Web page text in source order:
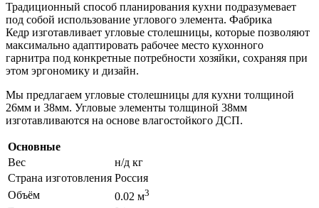
Традиционный способ планирования кухни подразумевает
под собой использование углового элемента. Фабрика
Кедр изготавливает угловые столешницы, которые позволяют
максимально адаптировать рабочее место кухонного
гарнитра под конкретные потребности хозяйки, сохраняя при
этом эргономику и дизайн.
Мы предлагаем угловые столешницы для кухни толщиной
26мм и 38мм. Угловые элементы толщиной 38мм
изготавливаются на основе влагостойкого ДСП.
Основные
Вес
н/д кг
Страна изготовления Россия
Объём
0.02 м3